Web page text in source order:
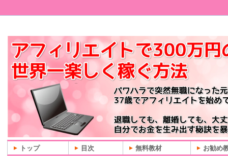
トップ 目次 無料教材 お勧め